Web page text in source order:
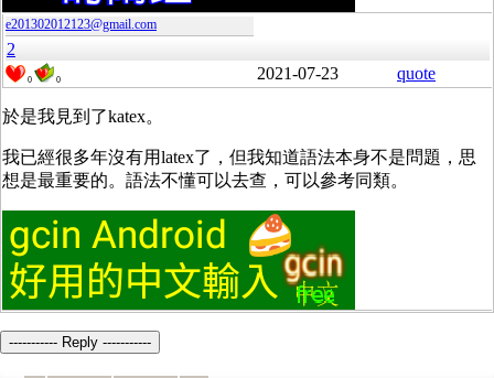
e201302012123@gmail.com
2
0 0 2021-07-23 quote
於是我見到了katex。
我已經很多年沒有用latex了，但我知道語法本身不是問題，思
想是最重要的。語法不懂可以去查，可以參考同類。
----------- Reply -----------